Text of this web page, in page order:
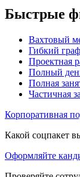
Быстрые
Вахтовый
Гибкий
Проектная
Полный
Полная
Частичная
Корпоративная
Какой соцпакет
Оформляйте